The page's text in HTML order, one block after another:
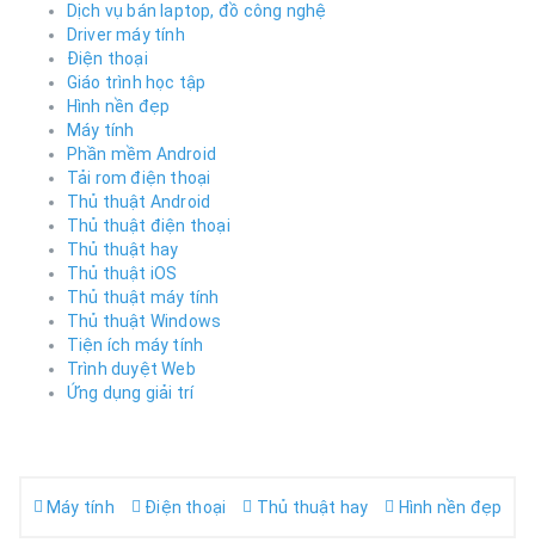
Dịch vụ bán laptop, đồ công nghệ
Driver máy tính
Điện thoại
Giáo trình học tập
Hình nền đẹp
Máy tính
Phần mềm Android
Tải rom điện thoại
Thủ thuật Android
Thủ thuật điện thoại
Thủ thuật hay
Thủ thuật iOS
Thủ thuật máy tính
Thủ thuật Windows
Tiện ích máy tính
Trình duyệt Web
Ứng dụng giải trí
Máy tính Điện thoại Thủ thuật hay Hình nền đẹp